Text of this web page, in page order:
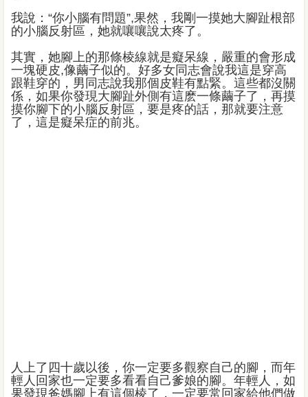
我說：“你小腦有問題”,果然，我剛一摸她大腳趾根部
的小腦反射區，她就嚷嚷說太疼了。
其實，她腳上的那條棱線就是癡呆線，嚴重的會形成
一塊硬皮,像繭子似的。好多女同志會說我這是穿高
跟鞋穿的，男同志說我那個皮鞋有點緊。這些都沒關
係，如果你發現大腳趾外側有這麽一條繭子了，再摸
摸你腳下的小腦反射區，要是疼的話，那就要注意
了，這是癡呆症的前兆。
人上了四十歲以後，你一定要多觀察自己的腳，而年
輕人回家也一定要多看看自己爹娘的腳。年輕人，如
果發現爸媽腳上有這個棱了，一定要常回家給他們做